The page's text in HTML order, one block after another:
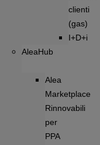
clienti
(gas)
I+D+i
AleaHub
Alea
Marketplace
Rinnovabili
per
PPA